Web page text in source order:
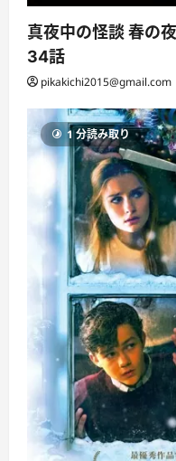
真夜中の怪談 春の
34話
pikakichi2015@gmail.com
1 分読み取り